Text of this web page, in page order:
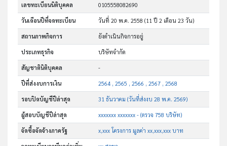
เลขทะเบียนนิติบุคคล 0105558082690
วันเดือนปีที่จดทะเบียน วันที่ 20 พ.ค. 2558(11 ปี 2 เดือน 23 วัน)
สถานภาพกิจการ ยังดำเนินกิจการอยู่
ประเภทธุรกิจ บริษัทจำกัด
สัญชาตินิติบุคคล -
ปีที่ส่งงบการเงิน 2564 , 2565 , 2566 , 2567 , 2568
รอบปิดบัญชีปีล่าสุด 31 ธันวาคม (วันที่ส่งงบ 28 พ.ค. 2569)
ผู้สอบบัญชีปีล่าสุด xxxxxxx xxxxxxx - (ตรวจ 758 บริษัท)
จัดซื้อจัดจ้างภาครัฐ x,xxx โครงการ มูลค่า xx,xxx,xxx บาท